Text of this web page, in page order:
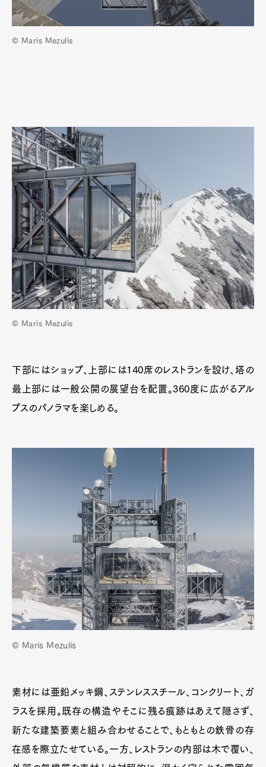
© Maris Mezulis
© Maris Mezulis
下部にはショップ、上部には140席のレストランを設け、塔の
最上部には一般公開の展望台を配置。360度に広がるアル
プスのパノラマを楽しめる。
© Maris Mezulis
素材には亜鉛メッキ鋼、ステンレススチール、コンクリート、ガ
ラスを採用。既存の構造やそこに残る痕跡はあえて隠さず、
新たな建築要素と組み合わせることで、もともとの鉄骨の存
在感を際立たせている。一方、レストランの内部は木で覆い、